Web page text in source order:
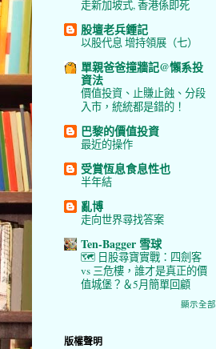
走新加坡式, 香港係即死
股壇老兵鍾記
以股代息 增持領展（七）
單親爸爸撞牆記@懶系投
資法
價值投資、止賺止蝕、分段
入市，統統都是錯的！
巴黎的價值投資
最近的操作
受賞恆息食息性也
半年結
亂博
走向世界尋找答案
Ten-Bagger 雪球
🗺️ 日股尋寶實戰：四劍客
vs 三危樓，誰才是真正的價
值城堡？＆5月簡單回顧
顯示全部
版權聲明